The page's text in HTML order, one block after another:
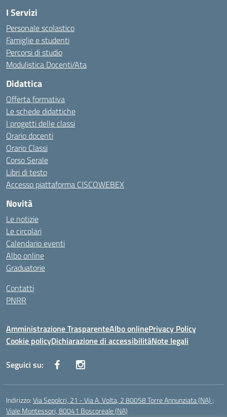
I Servizi
Personale scolastico
Famiglie e studenti
Percorsi di studio
Modulistica Docenti/Ata
Didattica
Offerta formativa
Le schede didattiche
I progetti delle classi
Orario docenti
Orario Classi
Corso Serale
Libri di testo
Accesso piattaforma CISCOWEBEX
Novità
Le notizie
Le circolari
Calendario eventi
Albo online
Graduatorie
Contatti
PNRR
Amministrazione TrasparenteAlbo onlinePrivacy Policy
Cookie policyDichiarazione di accessibilitàNote legali
Seguici su:
Indirizzo:Via Sepolcri, 21 - Via A. Volta, 2 80058 Torre Annunziata (NA) ;
Viale Montessori, 80041 Boscoreale (NA)